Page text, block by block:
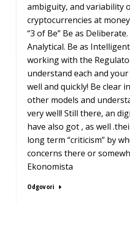
ambiguity, and variability
cryptocurrencies at
“3 of Be” Be as Deliberate.
Analytical. Be as
working with the
understand each and
well and quickly! Be clear
other models and
very well! Still there, an
have also got , as well
long term “criticism” by
concerns there or
Ekonomista
Odgovori